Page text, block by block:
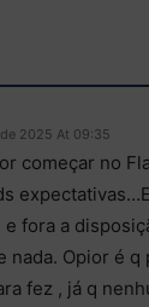
2025 At 09:35
começar no
fora a
nada. Opior é
fez , já q